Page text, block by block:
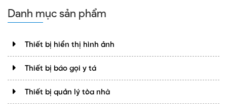
Danh mục sản phẩm
Thiết bị hiển thị hình ảnh
Thiết bị báo gọi y tá
Thiết bị quản lý tòa nhà